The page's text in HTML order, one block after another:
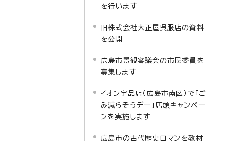
を行います
旧株式会社大正屋呉服店の資料
を公開
広島市景観審議会の市民委員を
募集します
イオン宇品店（広島市南区）で「ご
み減らそうデー」店頭キャンペー
ンを実施します
広島市の古代歴史ロマンを教材